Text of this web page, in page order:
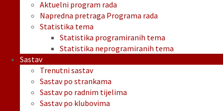
Aktuelni program rada
Napredna pretraga Programa rada
Statistika tema
Statistika programiranih tema
Statistika neprogramiranih tema
Sastav
Trenutni sastav
Sastav po strankama
Sastav po radnim tijelima
Sastav po klubovima